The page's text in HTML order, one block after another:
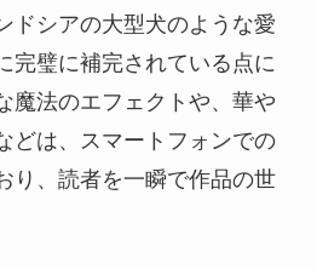
ドシアの大型犬のような愛
完璧に補完されている点に
魔法のエフェクトや、華や
どは、スマートフォンでの
り、読者を一瞬で作品の世